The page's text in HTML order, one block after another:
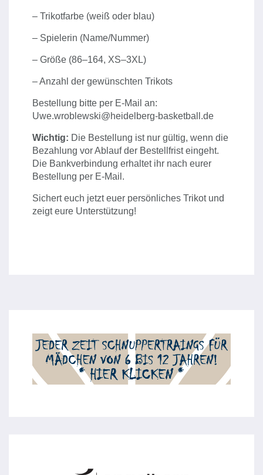
– Trikotfarbe (weiß oder blau)
– Spielerin (Name/Nummer)
– Größe (86–164, XS–3XL)
– Anzahl der gewünschten Trikots
Bestellung bitte per E-Mail an:
Uwe.wroblewski@heidelberg-basketball.de
Wichtig: Die Bestellung ist nur gültig, wenn die
Bezahlung vor Ablauf der Bestellfrist eingeht.
Die Bankverbindung erhaltet ihr nach eurer
Bestellung per E-Mail.
Sichert euch jetzt euer persönliches Trikot und
zeigt eure Unterstützung!